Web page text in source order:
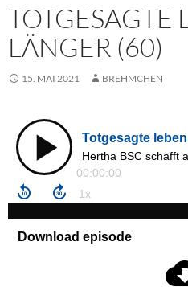
TOTGESAGTE
LÄNGER (60)
15. MAI 2021 BREHMCHEN